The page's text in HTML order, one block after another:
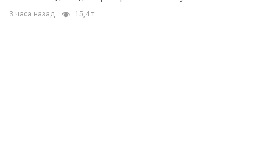
3 часа назад 15,4 т.